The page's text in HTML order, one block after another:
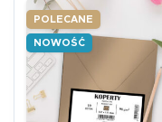
POLECANE
NOWOŚĆ